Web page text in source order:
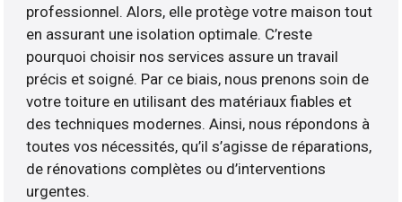
professionnel. Alors, elle protège votre maison tout
en assurant une isolation optimale. C’reste
pourquoi choisir nos services assure un travail
précis et soigné. Par ce biais, nous prenons soin de
votre toiture en utilisant des matériaux fiables et
des techniques modernes. Ainsi, nous répondons à
toutes vos nécessités, qu’il s’agisse de réparations,
de rénovations complètes ou d’interventions
urgentes.